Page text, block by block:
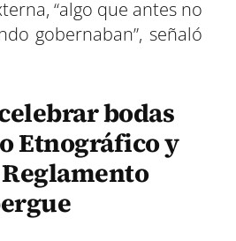
“algo que antes no
gobernaban”, señaló
bodas
Etnográfico y